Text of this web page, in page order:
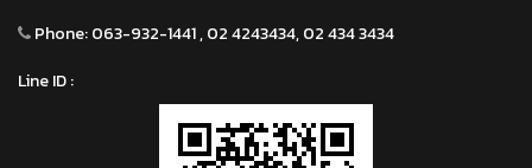
Phone:063-932-1441 , 02 4243434, 02 434 3434
Line ID :